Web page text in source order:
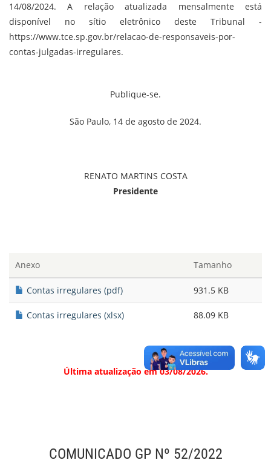
14/08/2024. A relação atualizada mensalmente está
disponível no sítio eletrônico deste Tribunal -
https://www.tce.sp.gov.br/relacao-de-responsaveis-por-
contas-julgadas-irregulares.
Publique-se.
São Paulo, 14 de agosto de 2024.
RENATO MARTINS COSTA
Presidente
Anexo Tamanho
Contas irregulares (pdf) 931.5 KB
Contas irregulares (xlsx) 88.09 KB
Última atualização em 03/08/2026.
COMUNICADO GP Nº 52/2022